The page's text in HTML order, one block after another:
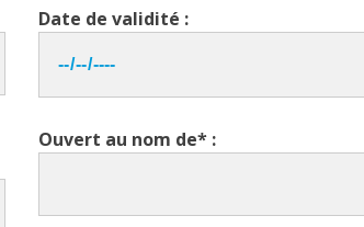
Date de validité :
Ouvert au nom de* :